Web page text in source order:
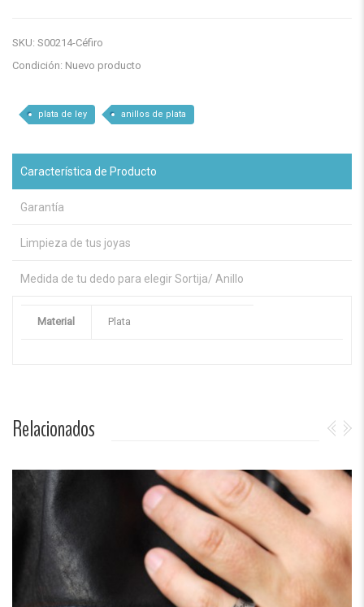
SKU: S00214-Céfiro
Condición: Nuevo producto
plata de ley anillos de plata
Característica de Producto
Garantía
Limpieza de tus joyas
Medida de tu dedo para elegir Sortija/ Anillo
Material Plata
Relacionados